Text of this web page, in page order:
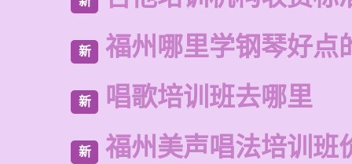
新 福州哪里学钢琴好点
新 唱歌培训班去哪里
新 福州美声唱法培训班